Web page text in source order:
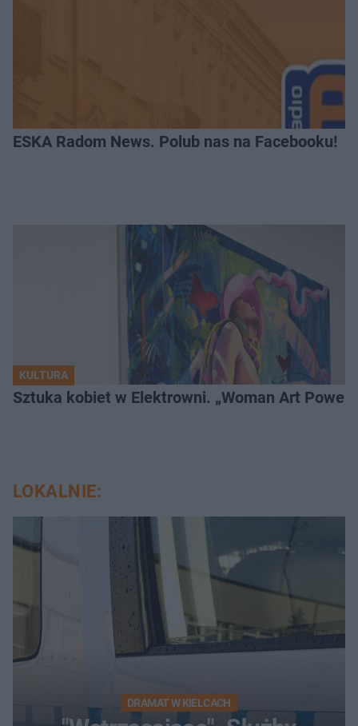
ESKA Radom News. Polub nas na Facebooku!
KULTURA
Sztuka kobiet w Elektrowni. „Woman Art Power
LOKALNIE:
DRAMAT W KIELCACH